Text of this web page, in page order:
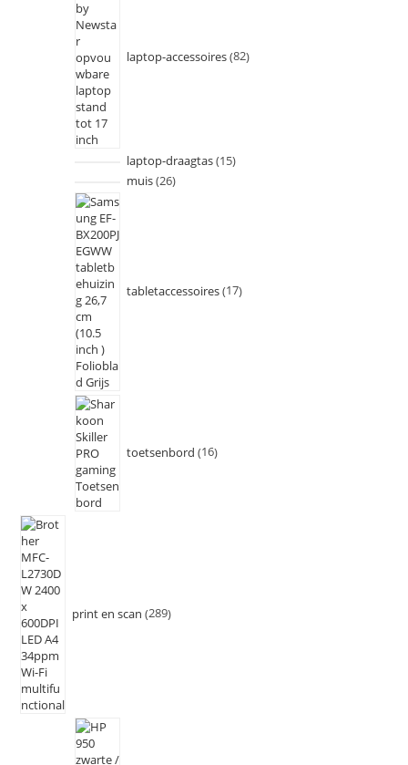
laptop-accessoires 82
laptop-draagtas 15
muis 26
tabletaccessoires 17
toetsenbord 16
print en scan 289